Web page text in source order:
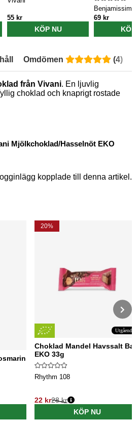
55 kr
KÖP NU
Benjamissimo
69 kr
KÖP
Omdömen (4)
från Vivani. En ljuvlig
choklad och knaprigt rostade
Mjölkchoklad/Hasselnöt EKO
kopplade till denna artikel.
20%
Utgående
Choklad Mandel Havssalt Bar
EKO 33g
Rhythm 108
22 kr
Ordinarie pris:
28 kr
KÖP NU